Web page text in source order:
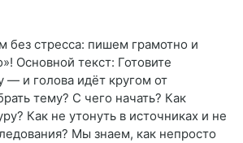
без стресса: пишем грамотно и
Основной текст: Готовите
— и голова идёт кругом от
тему? С чего начать? Как
Как не утонуть в источниках и не
Мы знаем, как непросто